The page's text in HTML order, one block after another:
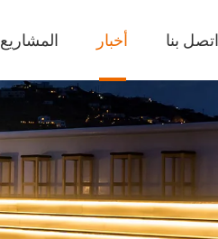
المشاريع أخبار اتصل بنا